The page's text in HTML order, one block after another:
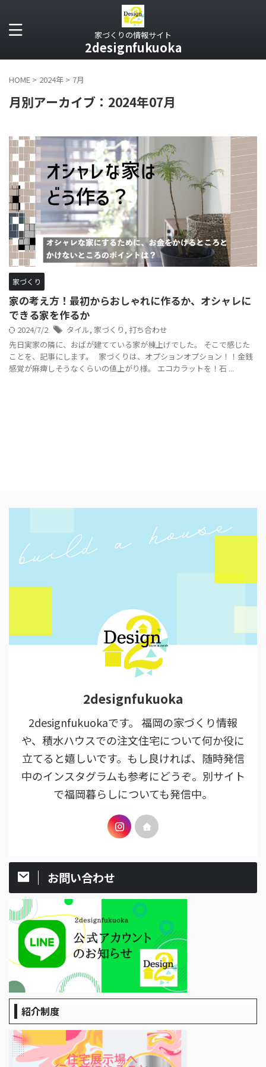
家づくりの情報サイト
2designfukuoka
HOME > 2024年 > 7月
月別アーカイブ：2024年07月
家づくり
家の考え方！最初からおしゃれに作るか、オシャレに
できる家を作るか
2024/7/2 タイル, 家づくり , 打ち合わせ
先日実家の隣に、おばが建てている家が棟上げでした。 そこで感じた
ことを、記事にします。 家づくりは、オプションオプション！！金銭
感覚が麻痺しそうなくらいの値上がり様。 エコカラットを！石 ...
2designfukuoka
2designfukuokaです。 福岡の家づくり情報
や、積水ハウスでの注文住宅について何か役に
立てると嬉しいです。もし良ければ、随時発信
中のインスタグラムも参考にどうぞ。別サイト
で福岡暮らしについても発信中。
お問い合わせ
紹介制度